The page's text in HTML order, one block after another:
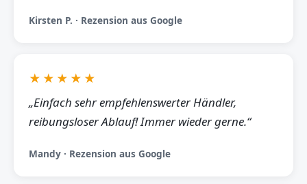
Kirsten P. · Rezension aus Google
★★★★★
„Einfach sehr empfehlenswerter Händler,
reibungsloser Ablauf! Immer wieder gerne.“
Mandy · Rezension aus Google